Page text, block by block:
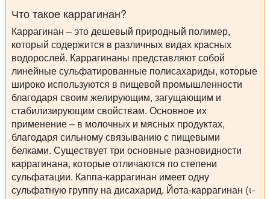
Что такое каррагинан?
Каррагинан – это дешевый природный полимер,
который содержится в различных видах красных
водорослей. Каррагинаны представляют собой
линейные сульфатированные полисахариды, которые
широко используются в пищевой промышленности
благодаря своим желирующим, загущающим и
стабилизирующим свойствам. Основное их
применение – в молочных и мясных продуктах,
благодаря сильному связыванию с пищевыми
белками. Существует три основные разновидности
каррагинана, которые отличаются по степени
сульфатации. Каппа-каррагинан имеет одну
сульфатную группу на дисахарид. Йота-каррагинан (ι-